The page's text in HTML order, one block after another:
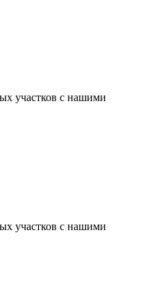
участков с нашими
участков с нашими